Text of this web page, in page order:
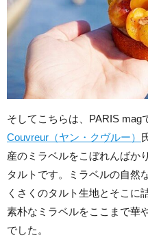
そしてこちらは、PARIS mag
Couvreur（ヤン・クヴルー）
産のミラベルをこぼれんばか
タルトです。ミラベルの自然
くさくのタルト生地とそこに
素朴なミラベルをここまで華
でした。